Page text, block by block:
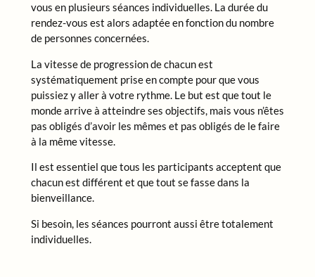
vous en plusieurs séances individuelles. La durée du
rendez-vous est alors adaptée en fonction du nombre
de personnes concernées.
La vitesse de progression de chacun est
systématiquement prise en compte pour que vous
puissiez y aller à votre rythme. Le but est que tout le
monde arrive à atteindre ses objectifs, mais vous n’êtes
pas obligés d’avoir les mêmes et pas obligés de le faire
à la même vitesse.
Il est essentiel que tous les participants acceptent que
chacun est différent et que tout se fasse dans la
bienveillance.
Si besoin, les séances pourront aussi être totalement
individuelles.